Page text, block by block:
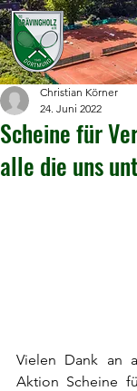
Scheine für
alle die uns
Christian Körner
24. Juni 2022
Vielen Dank an
Aktion Scheine